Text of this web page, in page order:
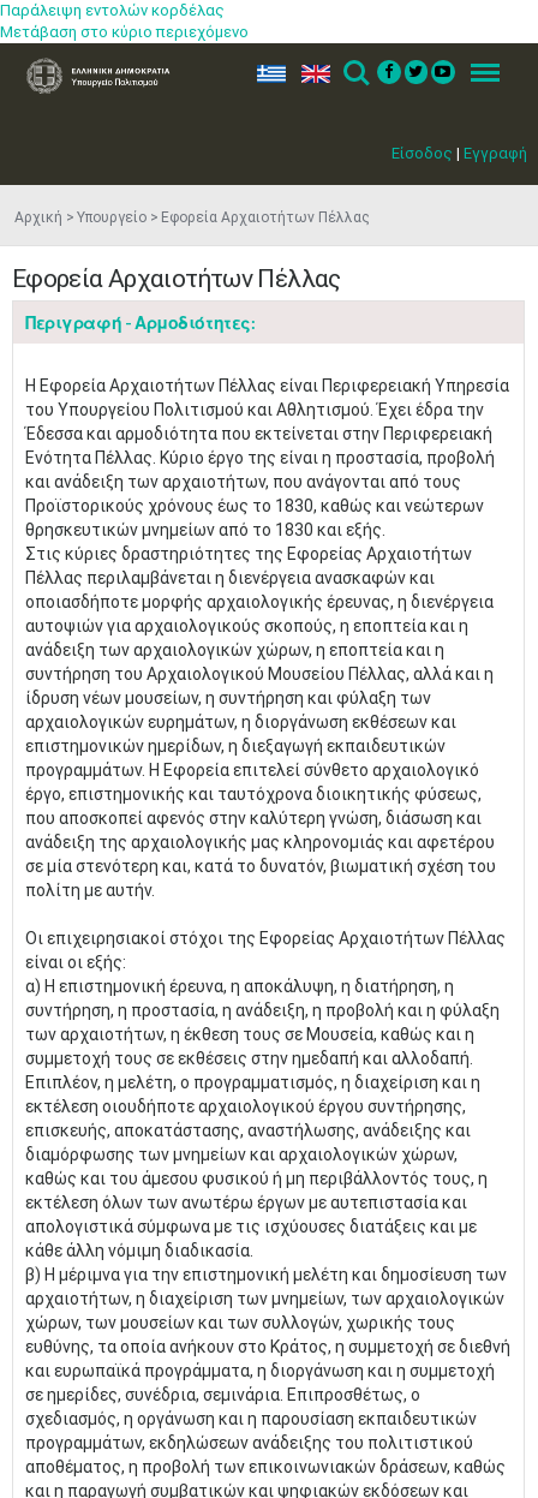
Παράλειψη εντολών κορδέλας
Μετάβαση στο κύριο περιεχόμενο
Είσοδος | Εγγραφή
ελ en Search Menu
Αρχική Υπουργείο Εφορεία Αρχαιοτήτων Πέλλας
Εφορεία Αρχαιοτήτων Πέλλας
Περιγραφή - Αρμοδιότητες:
Η Εφορεία Αρχαιοτήτων Πέλλας είναι Περιφερειακή Υπηρεσία
του Υπουργείου Πολιτισμού και Αθλητισμού. Έχει έδρα την
Έδεσσα και αρμοδιότητα που εκτείνεται στην Περιφερειακή
Ενότητα Πέλλας. Κύριο έργο της είναι η προστασία, προβολή
και ανάδειξη των αρχαιοτήτων, που ανάγονται από τους
Προϊστορικούς χρόνους έως το 1830, καθώς και νεώτερων
θρησκευτικών μνημείων από το 1830 και εξής.
Στις κύριες δραστηριότητες της Εφορείας Αρχαιοτήτων
Πέλλας περιλαμβάνεται η διενέργεια ανασκαφών και
οποιασδήποτε μορφής αρχαιολογικής έρευνας, η διενέργεια
αυτοψιών για αρχαιολογικούς σκοπούς, η εποπτεία και η
ανάδειξη των αρχαιολογικών χώρων, η εποπτεία και η
συντήρηση του Αρχαιολογικού Μουσείου Πέλλας, αλλά και η
ίδρυση νέων μουσείων, η συντήρηση και φύλαξη των
αρχαιολογικών ευρημάτων, η διοργάνωση εκθέσεων και
επιστημονικών ημερίδων, η διεξαγωγή εκπαιδευτικών
προγραμμάτων. Η Εφορεία επιτελεί σύνθετο αρχαιολογικό
έργο, επιστημονικής και ταυτόχρονα διοικητικής φύσεως,
που αποσκοπεί αφενός στην καλύτερη γνώση, διάσωση και
ανάδειξη της αρχαιολογικής μας κληρονομιάς και αφετέρου
σε μία στενότερη και, κατά το δυνατόν, βιωματική σχέση του
πολίτη με αυτήν.
Οι επιχειρησιακοί στόχοι της Εφορείας Αρχαιοτήτων Πέλλας
είναι οι εξής:
α) Η επιστημονική έρευνα, η αποκάλυψη, η διατήρηση, η
συντήρηση, η προστασία, η ανάδειξη, η προβολή και η φύλαξη
των αρχαιοτήτων, η έκθεση τους σε Μουσεία, καθώς και η
συμμετοχή τους σε εκθέσεις στην ημεδαπή και αλλοδαπή.
Επιπλέον, η μελέτη, ο προγραμματισμός, η διαχείριση και η
εκτέλεση οιουδήποτε αρχαιολογικού έργου συντήρησης,
επισκευής, αποκατάστασης, αναστήλωσης, ανάδειξης και
διαμόρφωσης των μνημείων και αρχαιολογικών χώρων,
καθώς και του άμεσου φυσικού ή μη περιβάλλοντός τους, η
εκτέλεση όλων των ανωτέρω έργων με αυτεπιστασία και
απολογιστικά σύμφωνα με τις ισχύουσες διατάξεις και με
κάθε άλλη νόμιμη διαδικασία.
β) Η μέριμνα για την επιστημονική μελέτη και δημοσίευση των
αρχαιοτήτων, η διαχείριση των μνημείων, των αρχαιολογικών
χώρων, των μουσείων και των συλλογών, χωρικής τους
ευθύνης, τα οποία ανήκουν στο Κράτος, η συμμετοχή σε διεθνή
και ευρωπαϊκά προγράμματα, η διοργάνωση και η συμμετοχή
σε ημερίδες, συνέδρια, σεμινάρια. Επιπροσθέτως, ο
σχεδιασμός, η οργάνωση και η παρουσίαση εκπαιδευτικών
προγραμμάτων, εκδηλώσεων ανάδειξης του πολιτιστικού
αποθέματος, η προβολή των επικοινωνιακών δράσεων, καθώς
και η παραγωγή συμβατικών και ψηφιακών εκδόσεων και